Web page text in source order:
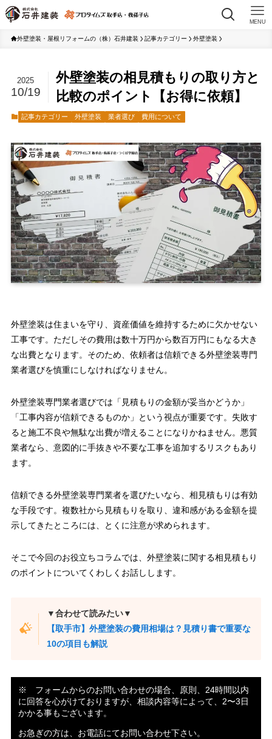
MENU
外壁塗装・屋根リフォームの（株）石井建装 記事カテゴリー 外壁塗装
外壁塗装の相見積もりの取り方と
比較のポイント【お得に依頼】
2025
10/19
記事カテゴリー 外壁塗装 業者選び 費用について
外壁塗装は住まいを守り、資産価値を維持するために欠かせない
工事です。ただしその費用は数十万円から数百万円にもなる大き
な出費となります。そのため、依頼者は信頼できる外壁塗装専門
業者選びを慎重にしなければなりません。
外壁塗装専門業者選びでは「見積もりの金額が妥当かどうか」
「工事内容が信頼できるものか」という視点が重要です。失敗す
ると施工不良や無駄な出費が増えることになりかねません。悪質
業者なら、意図的に手抜きや不要な工事を追加するリスクもあり
ます。
信頼できる外壁塗装専門業者を選びたいなら、相見積もりは有効
な手段です。複数社から見積もりを取り、違和感がある金額を提
示してきたところには、とくに注意が求められます。
そこで今回のお役立ちコラムでは、外壁塗装に関する相見積もり
のポイントについてくわしくお話しします。
▼合わせて読みたい▼
【取手市】外壁塗装の費用相場は？見積り書で重要な
10の項目も解説
※ フォームからのお問い合わせの場合、原則、24時間以内
に回答を心がけておりますが、相談内容等によって、2〜3日
かかる事もございます。
お急ぎの方は、お電話にてお問い合わせ下さい。